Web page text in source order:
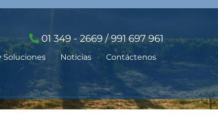
01 349 - 2669 / 991 697 961
Soluciones Noticias Contáctenos